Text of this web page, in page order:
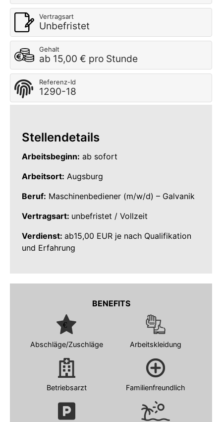
Vertragsart
Unbefristet
Gehalt
ab 15,00 € pro Stunde
Referenz-Id
1290-18
Stellendetails
Arbeitsbeginn: ab sofort
Arbeitsort: Augsburg
Beruf: Maschinenbediener (m/w/d) – Galvanik
Vertragsart: unbefristet / Vollzeit
Verdienst: ab15,00 EUR je nach Qualifikation
und Erfahrung
BENEFITS
Abschläge/Zuschläge Arbeitskleidung
Betriebsarzt Familienfreundlich